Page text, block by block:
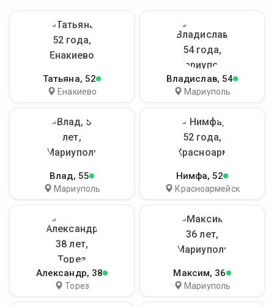
Татьяна, 52
Енакиево
Владислав, 54
Мариуполь
Влад, 55
Мариуполь
Нимфа, 52
Красноармейск
Александр, 38
Торез
Максим, 36
Мариуполь